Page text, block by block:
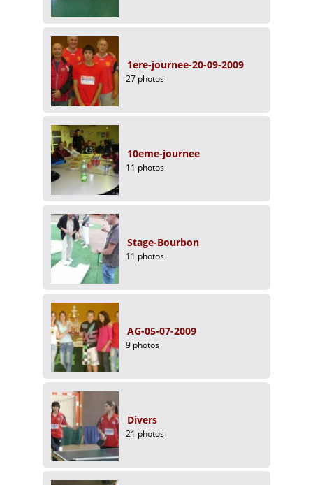
1ere-journee-20-09-2009
27 photos
10eme-journee
11 photos
Stage-Bourbon
11 photos
AG-05-07-2009
9 photos
Divers
21 photos